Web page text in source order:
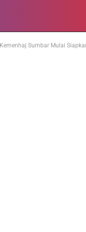
Kemenhaj Sumbar Mulai Siapkan